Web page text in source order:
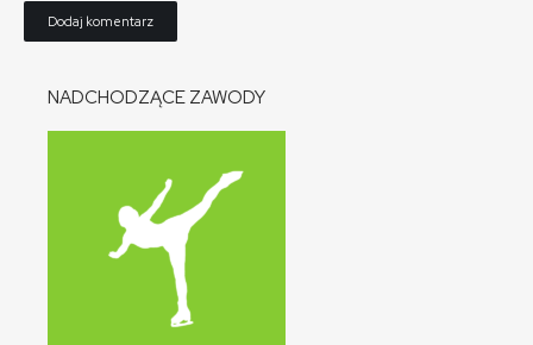
NADCHODZĄCE ZAWODY